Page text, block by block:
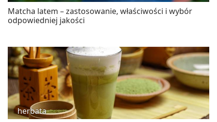
Matcha latem – zastosowanie, właściwości i wybór
odpowiedniej jakości
herbata